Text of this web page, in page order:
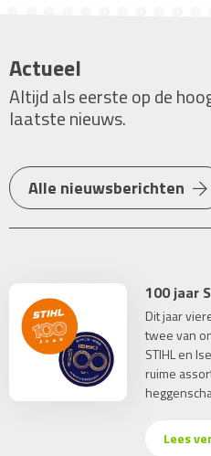
Actueel
Altijd als eerste op de
laatste nieuws.
Alle nieuwsberichten
100 jaar
Dit jaar
twee van
STIHL en
ruime
Lees